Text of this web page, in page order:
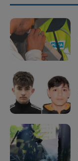
My account